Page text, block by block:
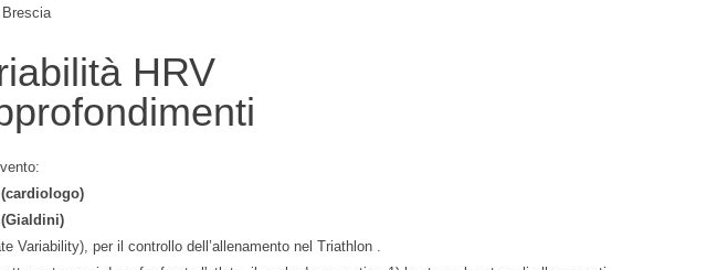
HRV
Variability), per il controllo dell’allenamento nel Triathlon .